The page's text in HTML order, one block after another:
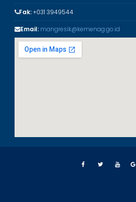
Fak:+031 3949544
Email: mangresik@kemenag.go.id